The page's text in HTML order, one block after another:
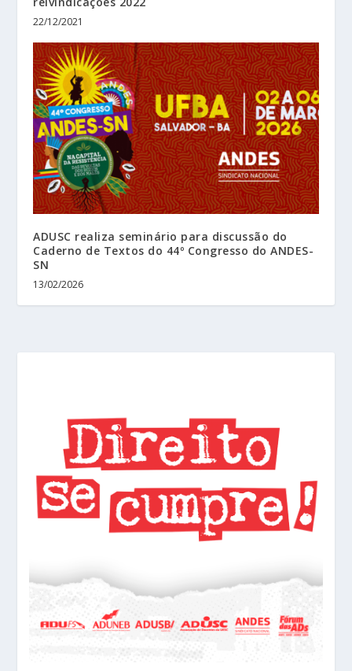
22/12/2021
ADUSC realiza seminário para discussão do
Caderno de Textos do 44º Congresso do ANDES-
SN
13/02/2026